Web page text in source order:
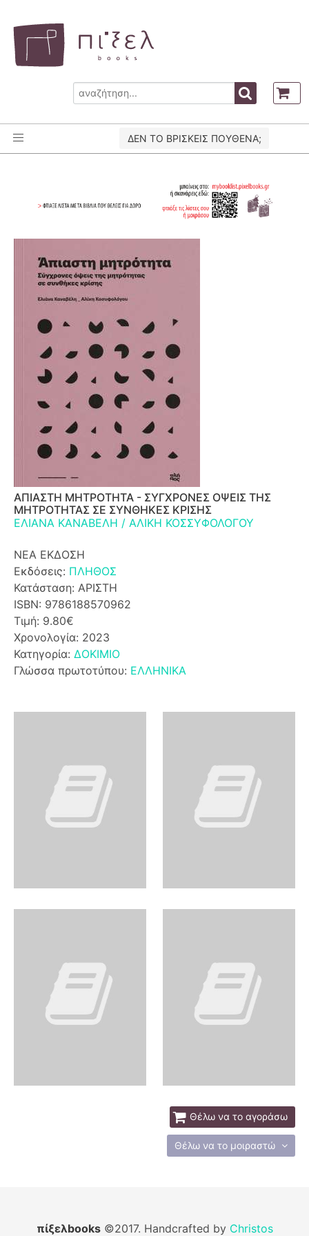
ΔΕΝ ΤΟ ΒΡΙΣΚΕΙΣ ΠΟΥΘΕΝΑ;
ΑΠΙΑΣΤΗ ΜΗΤΡΟΤΗΤΑ - ΣΥΓΧΡΟΝΕΣ ΟΨΕΙΣ ΤΗΣ
ΜΗΤΡΟΤΗΤΑΣ ΣΕ ΣΥΝΘΗΚΕΣ ΚΡΙΣΗΣ
ΕΛΙΑΝΑ ΚΑΝΑΒΕΛΗ / ΑΛΙΚΗ ΚΟΣΣΥΦΟΛΟΓΟΥ
ΝΕΑ ΕΚΔΟΣΗ
Εκδόσεις: ΠΛΗΘΟΣ
Κατάσταση: ΑΡΙΣΤΗ
ISBN: 9786188570962
Τιμή: 9.80€
Χρονολογία: 2023
Κατηγορία: ΔΟΚΙΜΙΟ
Γλώσσα πρωτοτύπου: ΕΛΛΗΝΙΚΑ
Θέλω να το αγοράσω
Θέλω να το μοιραστώ
πίξελbooks©2017. Handcrafted by Christos